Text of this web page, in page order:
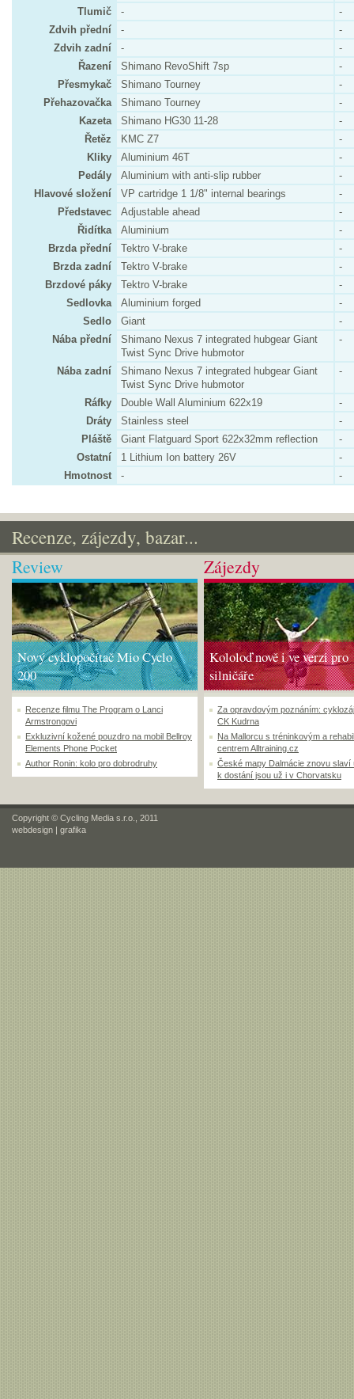
Tlumič
-
-
Zdvih přední
-
-
Zdvih zadní
-
-
Řazení
Shimano RevoShift 7sp
-
Přesmykač
Shimano Tourney
-
Přehazovačka
Shimano Tourney
-
Kazeta
Shimano HG30 11-28
-
Řetěz
KMC Z7
-
Kliky
Aluminium 46T
-
Pedály
Aluminium with anti-slip rubber
-
Hlavové složení
VP cartridge 1 1/8" internal bearings
-
Představec
Adjustable ahead
-
Řidítka
Aluminium
-
Brzda přední
Tektro V-brake
-
Brzda zadní
Tektro V-brake
-
Brzdové páky
Tektro V-brake
-
Sedlovka
Aluminium forged
-
Sedlo
Giant
-
Nába přední
Shimano Nexus 7 integrated hubgear Giant
Twist Sync Drive hubmotor
-
Nába zadní
Shimano Nexus 7 integrated hubgear Giant
Twist Sync Drive hubmotor
-
Ráfky Double Wall Aluminium 622x19
-
Dráty
Stainless steel
-
Pláště
Giant Flatguard Sport 622x32mm reflection
-
Ostatní
1 Lithium Ion battery 26V
-
Hmotnost
- -
Recenze, zájezdy, bazar...
Review
Nový cyklopočítač Mio Cyclo
200
Recenze filmu The Program o Lanci
Armstrongovi
Exkluzivní kožené pouzdro na mobil Bellroy
Elements Phone Pocket
Author Ronin: kolo pro dobrodruhy
Zájezdy
Kololoď nově i ve verzi pro
silničáře
Za opravdovým poznáním:
CK Kudrna
Na Mallorcu s tréninkovým a
centrem Alltraining.cz
České mapy Dalmácie znovu slaví
k dostání jsou už i v Chorvatsku
Copyright © Cycling Media s.r.o., 2011
webdesign | grafika